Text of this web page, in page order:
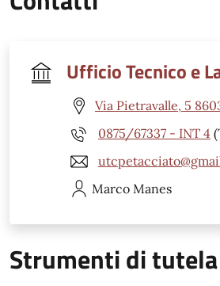
Ufficio Tecnico e
Via Pietravalle, 5
0875/67337 - INT 4
Marco Manes
Strumenti di tutela